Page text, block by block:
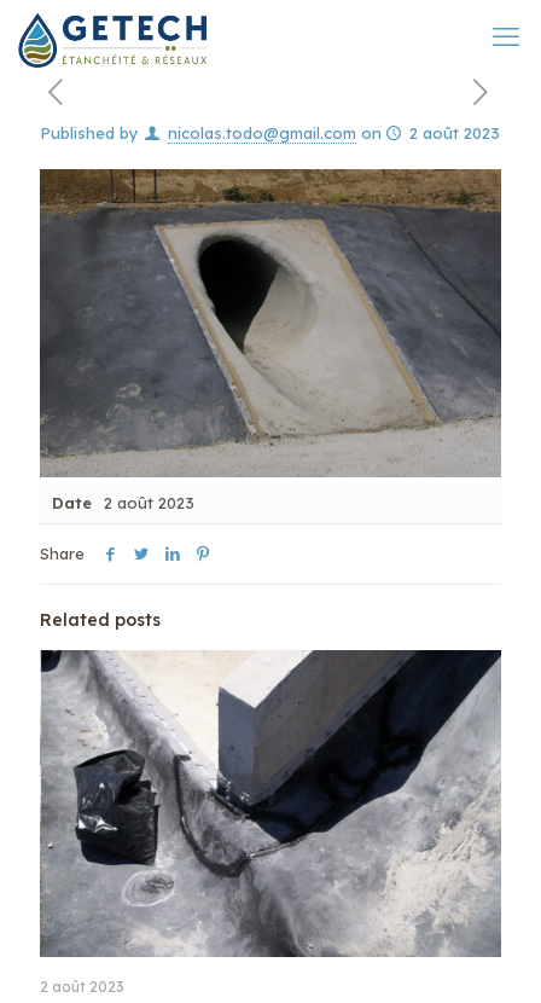
Published by nicolas.todo@gmail.com on 2 août 2023
Date 2 août 2023
Share
Related posts
2 août 2023